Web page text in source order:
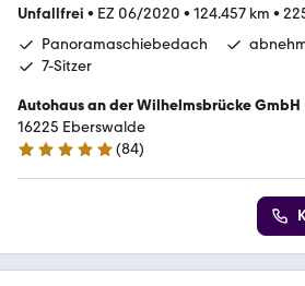
Unfallfrei • EZ 06/2020 • 124.457 km •
Panoramaschiebedach
7-Sitzer
Autohaus an der Wilhelmsbrücke GmbH
16225 Eberswalde
4.8 Sterne
(84)